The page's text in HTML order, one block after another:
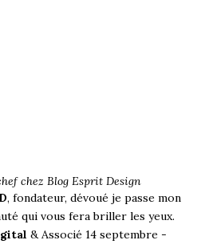
chez Blog Esprit Design
, fondateur, dévoué je passe mon
qui vous fera briller les yeux.
& Associé 14 septembre -